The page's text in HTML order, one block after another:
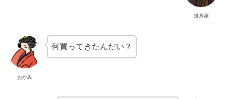
道具屋
おかみ
何買ってきたんだい？